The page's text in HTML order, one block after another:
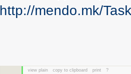
http://mendo.mk/
view plain copy to clipboard print ?